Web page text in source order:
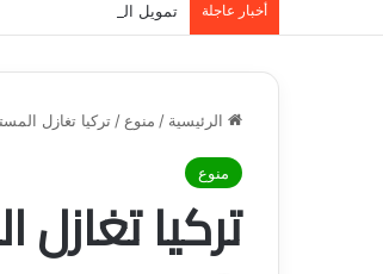
أخبار عاجلة تمويل المدينة المنورة:
الرئيسية / منوع / تركيا تغازل
منوع
تركيا